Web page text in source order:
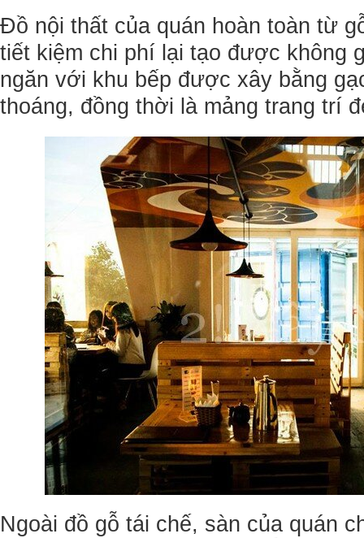
Đồ nội thất của quán hoàn toàn từ
tiết kiệm chi phí lại tạo được không
ngăn với khu bếp được xây bằng
thoáng, đồng thời là mảng trang trí
Ngoài đồ gỗ tái chế, sàn của quán